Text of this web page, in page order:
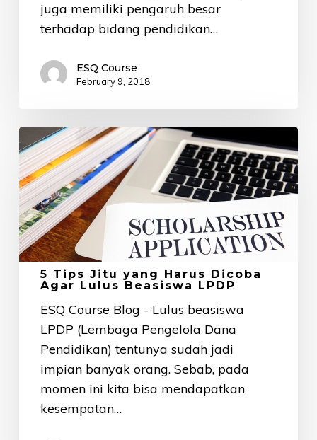
juga memiliki pengaruh besar
terhadap bidang pendidikan…
ESQ Course
February 9, 2018
Tips
Jitu
yang
Harus
Dicoba
Agar
Lulus
Beasiswa
LPDP
5 Tips Jitu yang Harus Dicoba
Agar Lulus Beasiswa LPDP
ESQ Course Blog - Lulus beasiswa
LPDP (Lembaga Pengelola Dana
Pendidikan) tentunya sudah jadi
impian banyak orang. Sebab, pada
momen ini kita bisa mendapatkan
kesempatan…